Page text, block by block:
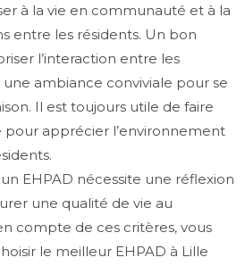
à la vie en communauté et à la
entre les résidents. Un bon
l’interaction entre les
ambiance conviviale pour se
Il est toujours utile de faire
pour apprécier l’environnement
EHPAD nécessite une réflexion
une qualité de vie au
compte de ces critères, vous
le meilleur EHPAD à Lille